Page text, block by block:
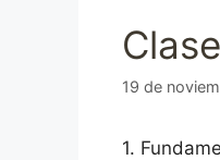
19 de
1.